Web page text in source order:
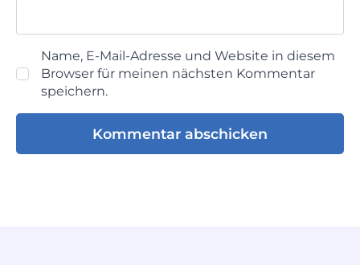
Name, E-Mail-Adresse und Website in diesem
Browser für meinen nächsten Kommentar
speichern.